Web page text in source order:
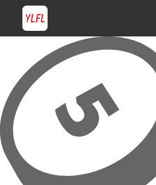
Overslaan naar hoofdinhoud